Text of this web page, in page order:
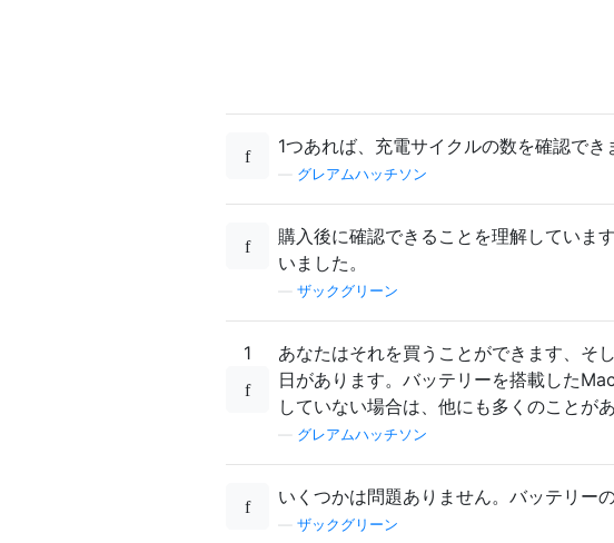
1つあれば、充電サイクルの数を確認でき
グレアムハッチソン
購入後に確認できることを理解していま
いました。
ザックグリーン
1
あなたはそれを買うことができます、そ
日があります。バッテリーを搭載した
していない場合は、他にも多くのことがあ
グレアムハッチソン
いくつかは問題ありません。バッテリー
ザックグリーン